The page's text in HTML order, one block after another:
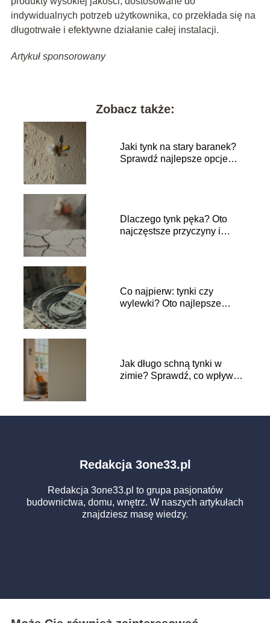
indywidualnych potrzeb użytkownika, co przekłada się na
długotrwałe i efektywne działanie całej instalacji.
Artykuł sponsorowany
Zobacz także:
Jaki tynk na stary baranek?
Sprawdź najlepsze opcje
Dlaczego tynk pęka? Oto
najczęstsze przyczyny i
Co najpierw: tynki czy
wylewki? Oto najlepsze
Jak długo schną tynki w
zimie? Sprawdź, co wpływa
Redakcja 3one33.pl
Redakcja 3one33.pl to grupa pasjonatów
budownictwa, domu, wnętrz. W naszych artykułach
znajdziesz masę wiedzy.